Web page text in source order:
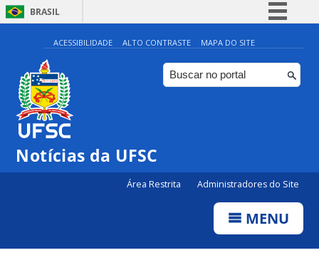
BRASIL
Simplifique!
Comunica BR
Participe
ACESSIBILIDADE ALTO CONTRASTE MAPA DO SITE
Notícias da UFSC
Área Restrita Administradores do Site
MENU